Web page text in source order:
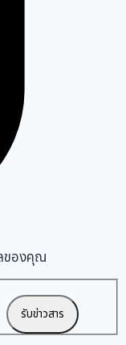
ของคุณ
รับข่าวสาร